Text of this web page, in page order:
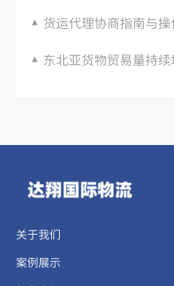
货运代理协商指南与
东北亚货物贸易量持续增
关于我们
案例展示